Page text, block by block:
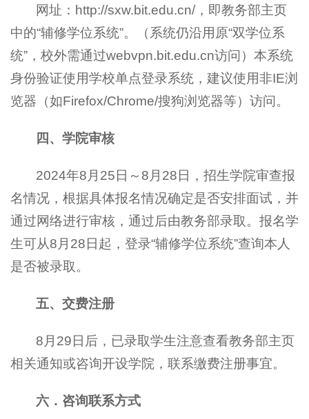
网址：http://sxw.bit.edu.cn/，即教务部主页
中的“辅修学位系统”。（系统仍沿用原“双学位系
统”，校外需通过webvpn.bit.edu.cn访问）本系统
身份验证使用学校单点登录系统，建议使用非IE浏
览器（如Firefox/Chrome/搜狗浏览器等）访问。
四、学院审核
2024年8月25日～8月28日，招生学院审查报
名情况，根据具体报名情况确定是否安排面试，并
通过网络进行审核，通过后由教务部录取。报名学
生可从8月28日起，登录“辅修学位系统”查询本人
是否被录取。
五、交费注册
8月29日后，已录取学生注意查看教务部主页
相关通知或咨询开设学院，联系缴费注册事宜。
六．咨询联系方式